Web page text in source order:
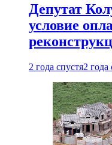
Депутат
условие
2 года спустя2 года